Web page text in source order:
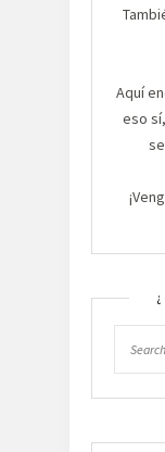
Aquí
eso